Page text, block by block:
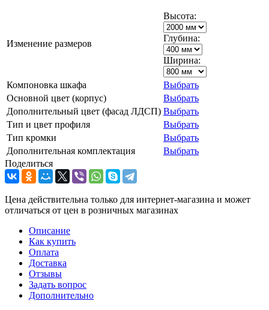
Изменение размеров
Высота:
Глубина:
Ширина:
Компоновка шкафа
Выбрать
Основной цвет (корпус)
Выбрать
Дополнительный цвет (фасад ЛДСП) Выбрать
Тип и цвет профиля
Выбрать
Тип кромки
Выбрать
Дополнительная комплектация
Выбрать
Поделиться
Цена действительна только для интернет-магазина и может
отличаться от цен в розничных магазинах
Описание
Как купить
Оплата
Доставка
Отзывы
Задать вопрос
Дополнительно